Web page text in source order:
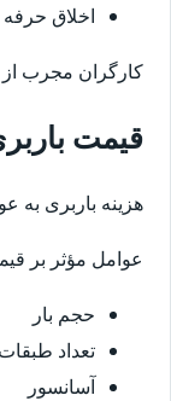
اخلاق
کارگران مجرب
قیمت
هزینه باربری به
عوامل مؤثر بر
حجم بار
تعداد طبقات
آسانسور